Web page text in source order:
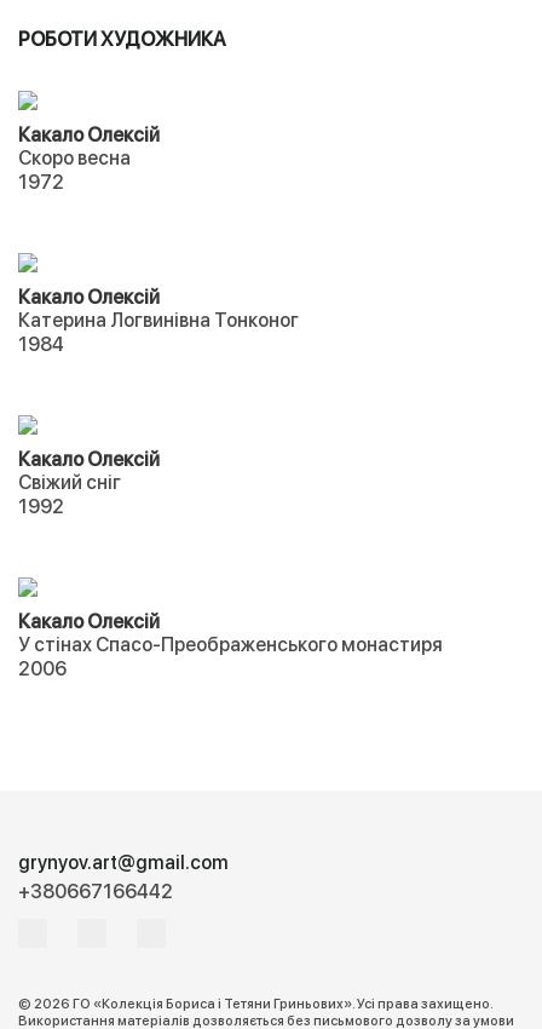
РОБОТИ ХУДОЖНИКА
Какало Олексій
Скоро весна
1972
Какало Олексій
Катерина Логвинівна Тонконог
1984
Какало Олексій
Свіжий сніг
1992
Какало Олексій
У стінах Спасо-Преображенського монастиря
2006
grynyov.art@gmail.com
+380667166442
© 2026 ГО «Колекція Бориса і Тетяни Гриньових». Усі права захищено.
Використання матеріалів дозволяється без письмового дозволу за умови